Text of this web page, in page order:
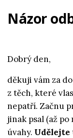
Názor
Dobrý den,
děkuji vám za
z těch, které
nepatří. Začnu
jinak psal (až po
úvahy. Udělejte